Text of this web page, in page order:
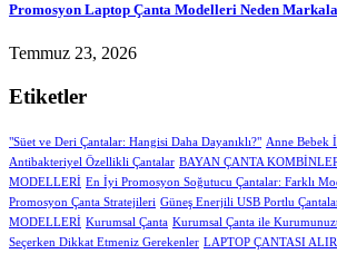
Promosyon Laptop Çanta Modelleri Neden
Temmuz 23, 2026
Etiketler
"Süet ve Deri Çantalar: Hangisi Daha Dayanıklı?" Anne Bebek
Antibakteriyel Özellikli Çantalar BAYAN ÇANTA
MODELLERİ En İyi Promosyon Soğutucu Çantalar: Farklı
Promosyon Çanta Stratejileri Güneş Enerjili USB Portlu
MODELLERİ Kurumsal Çanta Kurumsal Çanta ile
Seçerken Dikkat Etmeniz Gerekenler LAPTOP ÇANTASI